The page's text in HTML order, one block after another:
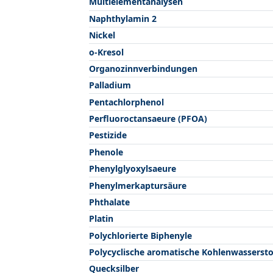
Naphthylamin 2
Nickel
o-Kresol
Organozinnverbindungen
Palladium
Pentachlorphenol
Perfluoroctansaeure (PFOA)
Pestizide
Phenole
Phenylglyoxylsaeure
Phenylmerkaptursäure
Phthalate
Platin
Polychlorierte Biphenyle
Polycyclische aromatische
Quecksilber